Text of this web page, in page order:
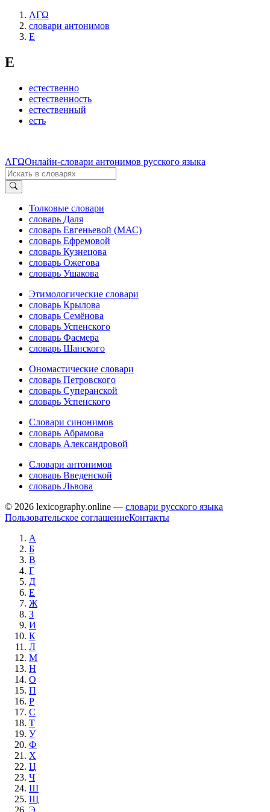
ΛΓΩ
словари антонимов
Е
Е
естественно
естественность
естественный
есть
ΛΓΩОнлайн-словари антонимов русского языка
Толковые словари
словарь Даля
словарь Евгеньевой (МАС)
словарь Ефремовой
словарь Кузнецова
словарь Ожегова
словарь Ушакова
Этимологические словари
словарь Крылова
словарь Семёнова
словарь Успенского
словарь Фасмера
словарь Шанского
Ономастические словари
словарь Петровского
словарь Суперанской
словарь Успенского
Словари синонимов
словарь Абрамова
словарь Александровой
Словари антонимов
словарь Введенской
словарь Львова
© 2026 lexicography.online — словари русского языка
Пользовательское соглашениеКонтакты
А
Б
В
Г
Д
Е
Ж
З
И
К
Л
М
Н
О
П
Р
С
Т
У
Ф
Х
Ц
Ч
Ш
Щ